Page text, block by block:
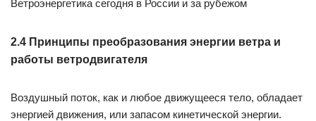
Ветроэнергетика сегодня в России и за рубежом
2.4 Принципы преобразования энергии ветра и
работы ветродвигателя
Воздушный поток, как и любое движущееся тело, обладает
энергией движения, или запасом кинетической энергии.